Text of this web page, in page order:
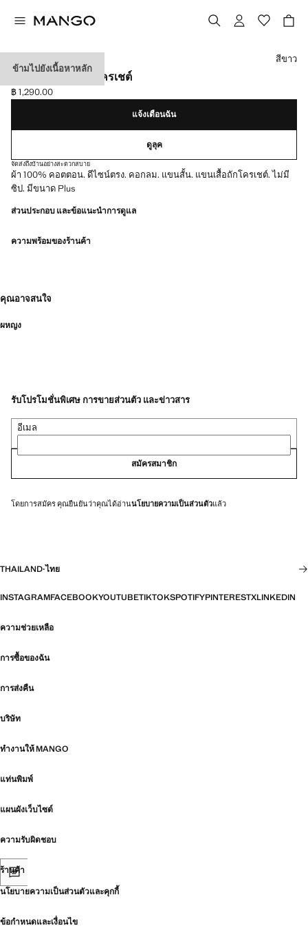
ข้ามไปยังเนื้อหาหลัก
เสื้อยืดผ้าฝ้ายแขนโครเชต์
ราคาปัจจุบัน [฿ 1,290.00 ]
฿ 1,290.00
เลือกสี
สีขาว
แจ้งเตือนฉัน
ดูลุค
จัดส่งถึงบ้านอย่างสะดวกสบาย
ผ้า 100% คอตตอน. ดีไซน์ตรง. คอกลม. แขนสั้น. แขนเสื้อถักโครเชต์. ไม่มี
ซิป. มีขนาด Plus
ส่วนประกอบ และข้อแนะนำการดูแล
ความพร้อมของร้านค้า
คุณอาจสนใจ
ผหญง
รับโปรโมชั่นพิเศษ การขายส่วนตัว และข่าวสาร
อีเมล
สมัครสมาชิก
โดยการสมัคร คุณยืนยันว่าคุณได้อ่านนโยบายความเป็นส่วนตัวแล้ว
THAILAND·ไทย
INSTAGRAMFACEBOOKYOUTUBETIKTOKSPOTIFYPINTERESTXLINKEDIN
ความช่วยเหลือ
การซื้อของฉัน
การส่งคืน
บริษัท
ทำงานให้ MANGO
แท่นพิมพ์
แผนผังเว็บไซต์
ความรับผิดชอบ
ร้านค้า
นโยบายความเป็นส่วนตัวและคุกกี้
ข้อกำหนดและเงื่อนไข